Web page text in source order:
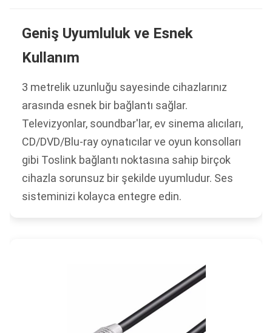
Geniş Uyumluluk ve Esnek
Kullanım
3 metrelik uzunluğu sayesinde cihazlarınız
arasında esnek bir bağlantı sağlar.
Televizyonlar, soundbar'lar, ev sinema alıcıları,
CD/DVD/Blu-ray oynatıcılar ve oyun konsolları
gibi Toslink bağlantı noktasına sahip birçok
cihazla sorunsuz bir şekilde uyumludur. Ses
sisteminizi kolayca entegre edin.